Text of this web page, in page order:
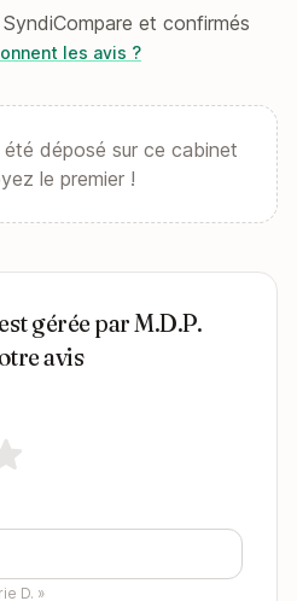
et confirmés
les avis ?
déposé sur ce cabinet
le premier !
gérée par M.D.P.
avis
D. »